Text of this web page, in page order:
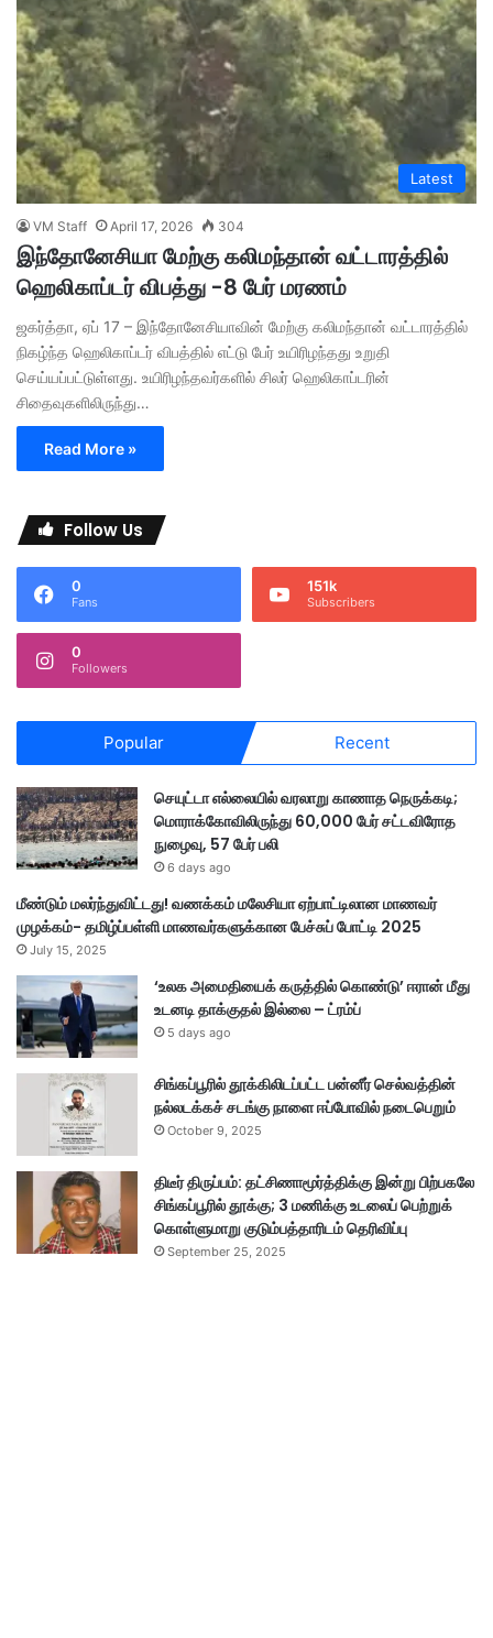
Latest
VM Staff April 17, 2026 304
இந்தோனேசியா மேற்கு கலிமந்தான் வட்டாரத்தில்
ஹெலிகாப்டர் விபத்து -8 பேர் மரணம்
ஜகர்த்தா, ஏப் 17 – இந்தோனேசியாவின் மேற்கு கலிமந்தான் வட்டாரத்தில்
நிகழ்ந்த ஹெலிகாப்டர் விபத்தில் எட்டு பேர் உயிரிழந்தது உறுதி
செய்யப்பட்டுள்ளது. உயிரிழந்தவர்களில் சிலர் ஹெலிகாப்டரின்
சிதைவுகளிலிருந்து…
Read More »
Follow Us
0
Fans
151k
Subscribers
0
Followers
Popular Recent
செயுட்டா எல்லையில் வரலாறு காணாத நெருக்கடி;
மொராக்கோவிலிருந்து 60,000 பேர் சட்டவிரோத
நுழைவு, 57 பேர் பலி
6 days ago
மீண்டும் மலர்ந்துவிட்டது! வணக்கம் மலேசியா ஏற்பாட்டிலான மாணவர்
முழக்கம்- தமிழ்ப்பள்ளி மாணவர்களுக்கான பேச்சுப் போட்டி 2025
July 15, 2025
‘உலக அமைதியைக் கருத்தில் கொண்டு’ ஈரான் மீது
உடனடி தாக்குதல் இல்லை – ட்ரம்ப்
5 days ago
சிங்கப்பூரில் தூக்கிலிடப்பட்ட பன்னீர் செல்வத்தின்
நல்லடக்கச் சடங்கு நாளை ஈப்போவில் நடைபெறும்
October 9, 2025
திடீர் திருப்பம்: தட்சிணாமூர்த்திக்கு இன்று பிற்பகலே
சிங்கப்பூரில் தூக்கு; 3 மணிக்கு உடலைப் பெற்றுக்
கொள்ளுமாறு குடும்பத்தாரிடம் தெரிவிப்பு
September 25, 2025